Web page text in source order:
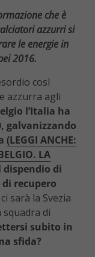
che è
azzurri si
le energie in
2016.
così
azzurra agli
l’Italia ha
galvanizzando
(LEGGI ANCHE:
LA
dispendio di
recupero
sarà la Svezia
di
subito in
sfida?